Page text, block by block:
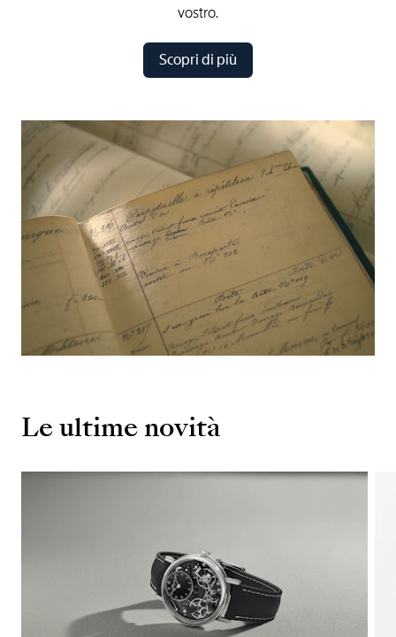
vostro.
Scopri di più
Le ultime novità